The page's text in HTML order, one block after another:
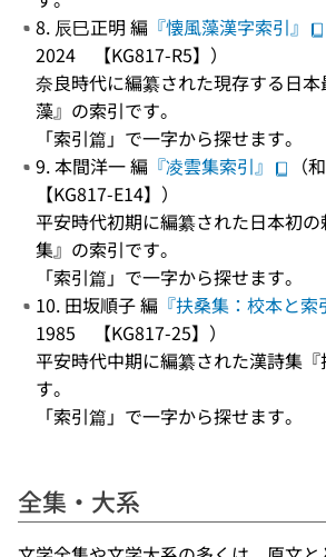
8. 辰巳正明 編 『懐風藻漢字索引』
2024 【KG817-R5】）
奈良時代に編纂された現存する日
藻』の索引です。
「索引篇」で一字から探せます。
9. 本間洋一 編 『凌雲集索引』
（
【KG817-E14】）
平安時代初期に編纂された日本初
集』の索引です。
「索引篇」で一字から探せます。
10. 田坂順子 編 『扶桑集：校本と索
1985 【KG817-25】）
平安時代中期に編纂された漢詩集
す。
「索引篇」で一字から探せます。
全集・大系